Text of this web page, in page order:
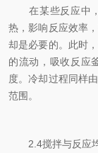
在某些反应中，
热，影响反应效率
却是必要的。此时
的流动，吸收反应
度。冷却过程同样
范围。
2.4搅拌与反应